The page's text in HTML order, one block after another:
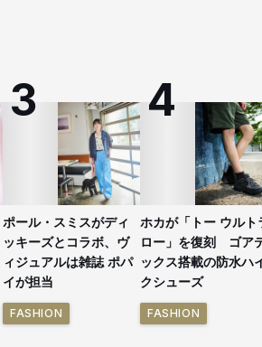
ポール・スミスがディ
ッキーズとコラボ、ヴ
ィジュアルは雑誌 ポパ
イが担当
FASHION
ホカが「トー ウルト
ロー」を復刻 ゴア
ックス搭載の防水ハ
クシューズ
FASHION